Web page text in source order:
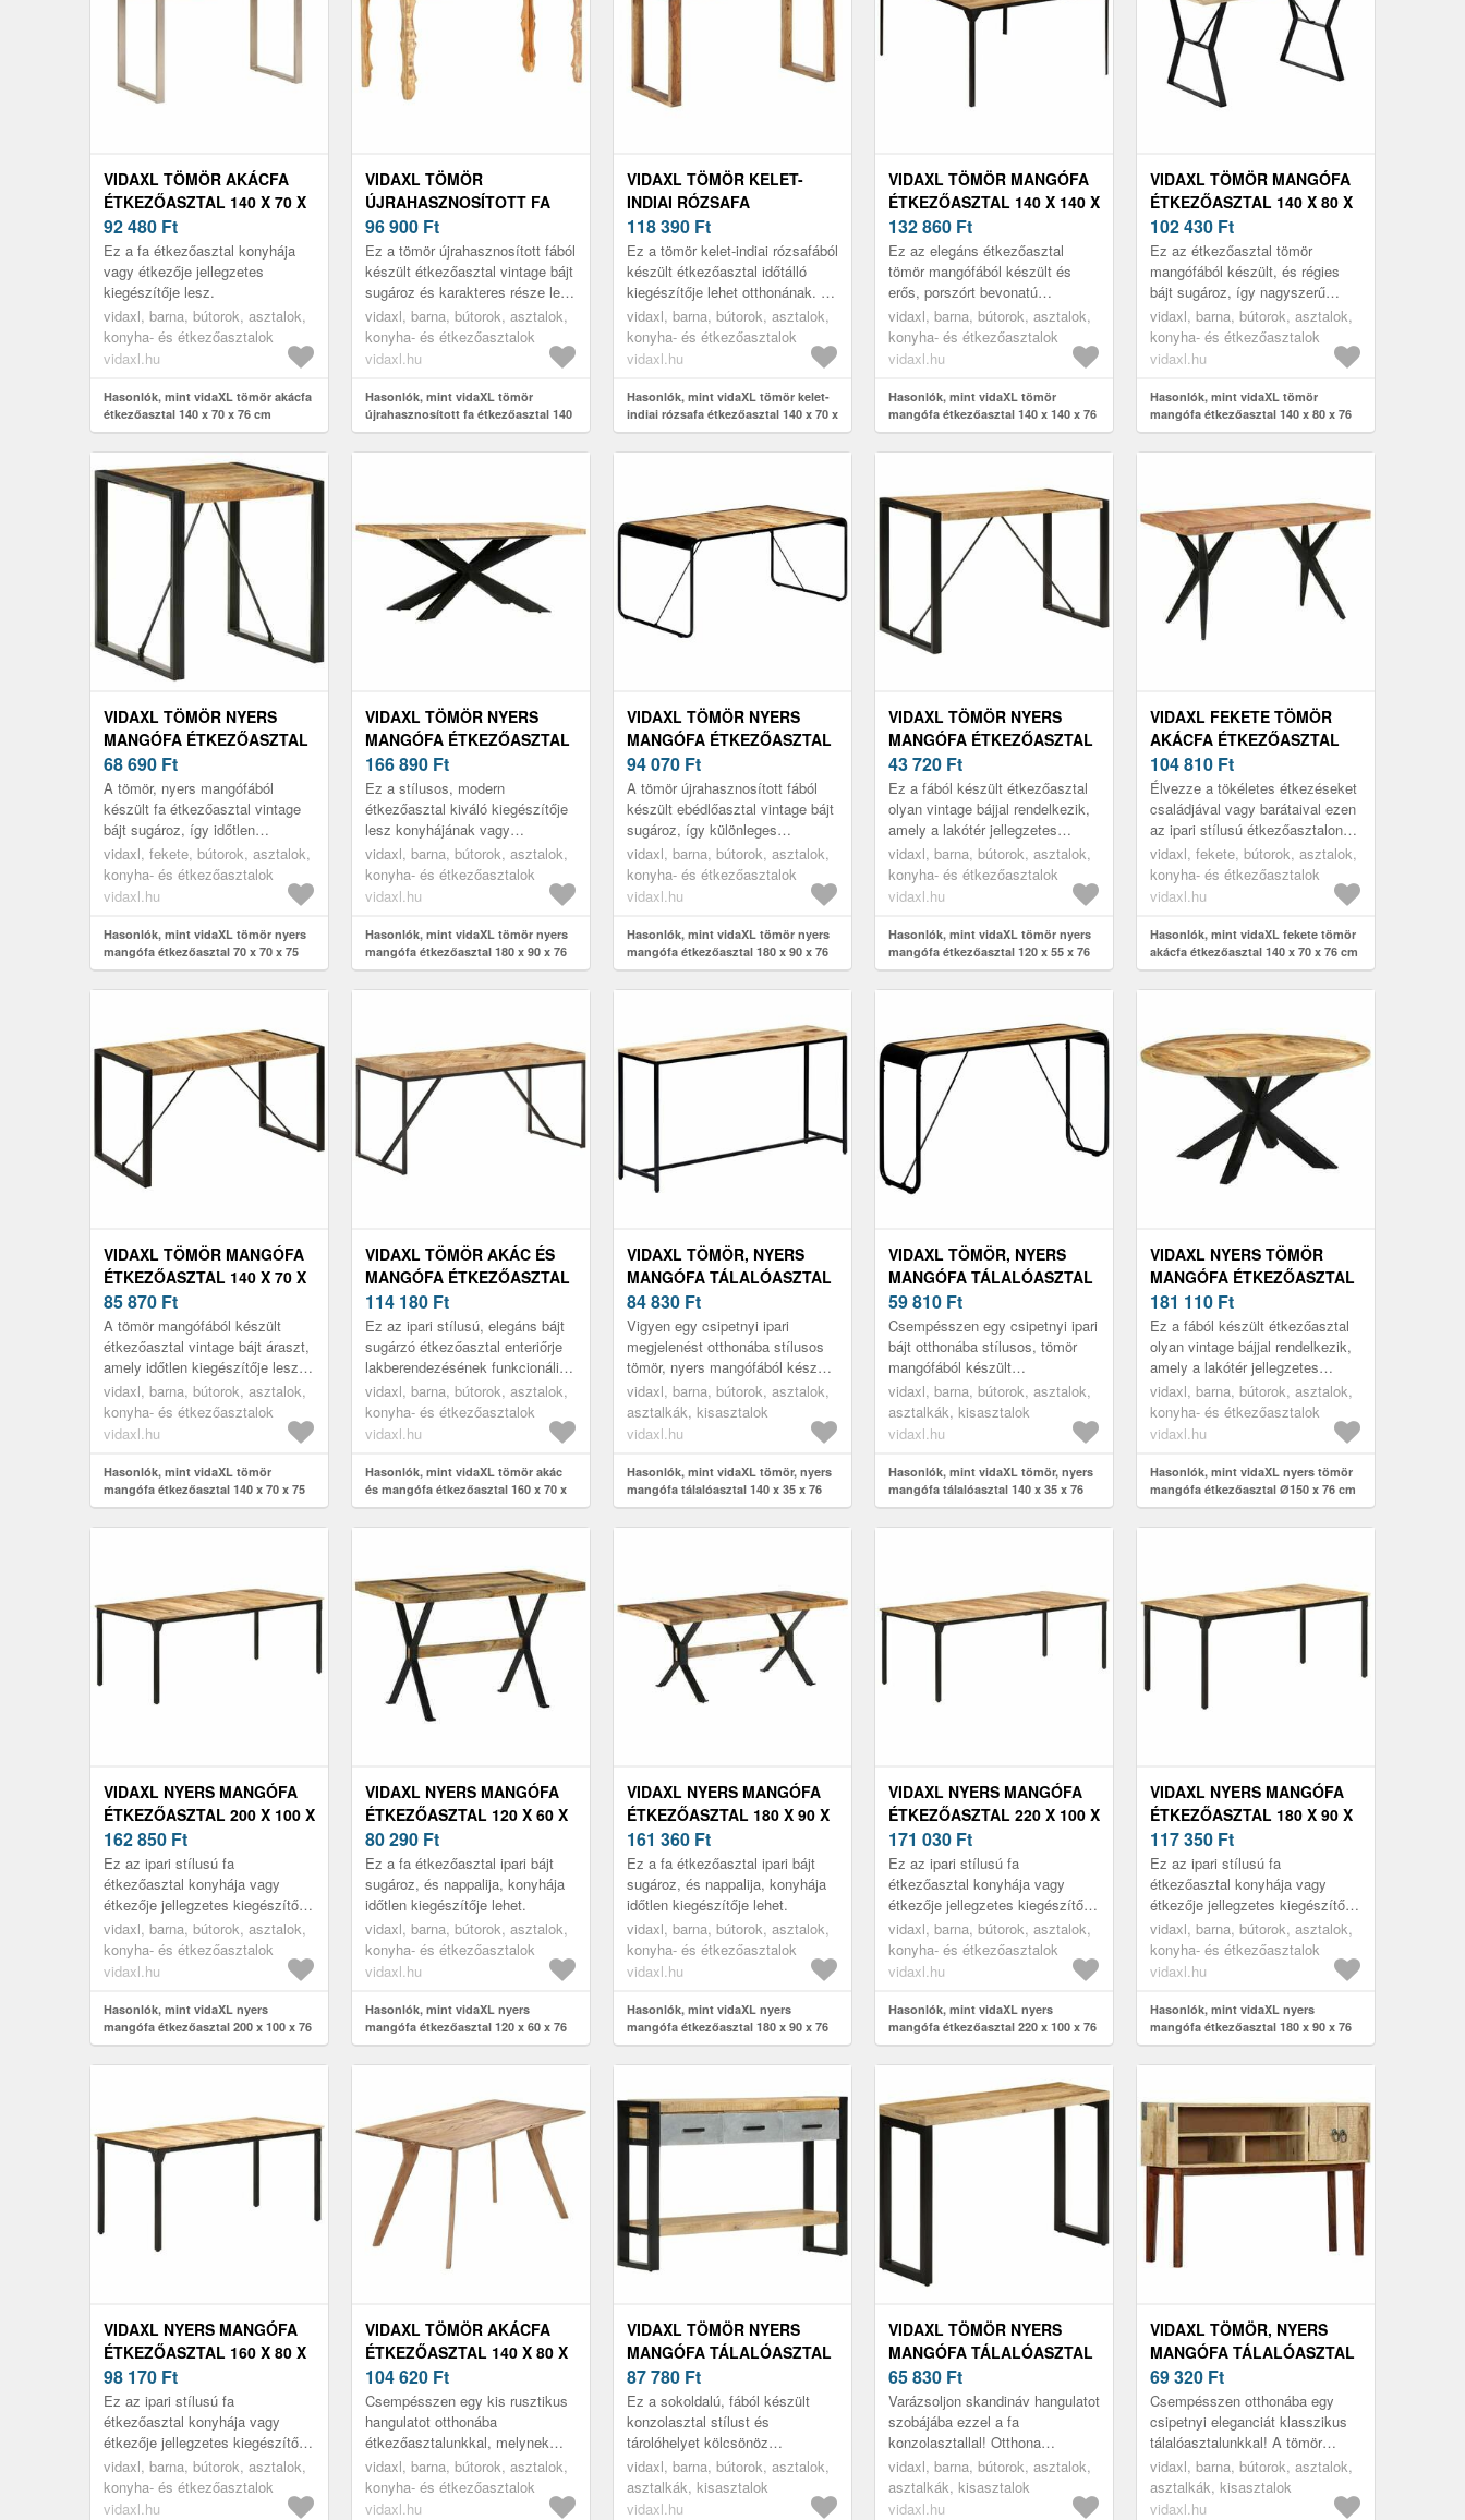
VIDAXL TÖMÖR AKÁCFA
ÉTKEZŐASZTAL 140 X 70 X
76 CM
92 480 Ft
Ez a fa étkezőasztal konyhája
vagy étkezője jellegzetes
kiegészítője lesz.
vidaxl, barna, bútorok, asztalok,
konyha- és étkezőasztalok
vidaxl.hu
Hasonlók, mint vidaXL tömör akácfa
étkezőasztal 140 x 70 x 76 cm
VIDAXL TÖMÖR
ÚJRAHASZNOSÍTOTT FA
ÉTKEZŐASZTAL 140 X 70 X
76 CM
96 900 Ft
Ez a tömör újrahasznosított fából
készült étkezőasztal vintage bájt
sugároz és karakteres része lesz
otthonának.
vidaxl, barna, bútorok, asztalok,
konyha- és étkezőasztalok
vidaxl.hu
Hasonlók, mint vidaXL tömör
újrahasznosított fa étkezőasztal 140
x 70 x 76 cm
VIDAXL TÖMÖR KELET-
INDIAI RÓZSAFA
ÉTKEZŐASZTAL 140 X 70 X
76 CM
118 390 Ft
Ez a tömör kelet-indiai rózsafából
készült étkezőasztal időtálló
kiegészítője lehet otthonának. A
fa erezetében és színében
található eltérések mia...
vidaxl, barna, bútorok, asztalok,
konyha- és étkezőasztalok
vidaxl.hu
Hasonlók, mint vidaXL tömör kelet-
indiai rózsafa étkezőasztal 140 x 70 x
76 cm
VIDAXL TÖMÖR MANGÓFA
ÉTKEZŐASZTAL 140 X 140 X
76 CM
132 860 Ft
Ez az elegáns étkezőasztal
tömör mangófából készült és
erős, porszórt bevonatú
vasvázzal rendelkezik. Ipari
stílusa miatt egyedi kiegészítője
lehet...
vidaxl, barna, bútorok, asztalok,
konyha- és étkezőasztalok
vidaxl.hu
Hasonlók, mint vidaXL tömör
mangófa étkezőasztal 140 x 140 x 76
cm
VIDAXL TÖMÖR MANGÓFA
ÉTKEZŐASZTAL 140 X 80 X
76 CM
102 430 Ft
Ez az étkezőasztal tömör
mangófából készült, és régies
bájt sugároz, így nagyszerű
kiegészítője lehet otthonának. Az
erezetbeli eltéréseknek köszön...
vidaxl, barna, bútorok, asztalok,
konyha- és étkezőasztalok
vidaxl.hu
Hasonlók, mint vidaXL tömör
mangófa étkezőasztal 140 x 80 x 76
cm
VIDAXL TÖMÖR NYERS
MANGÓFA ÉTKEZŐASZTAL
70 X 70 X 75 CM
68 690 Ft
A tömör, nyers mangófából
készült fa étkezőasztal vintage
bájt sugároz, így időtlen
kiegészítője lesz otthonának.
vidaxl, fekete, bútorok, asztalok,
konyha- és étkezőasztalok
vidaxl.hu
Hasonlók, mint vidaXL tömör nyers
mangófa étkezőasztal 70 x 70 x 75
cm
VIDAXL TÖMÖR NYERS
MANGÓFA ÉTKEZŐASZTAL
180 X 90 X 76 CM
166 890 Ft
Ez a stílusos, modern
étkezőasztal kiváló kiegészítője
lesz konyhájának vagy
étkezőjének.
vidaxl, barna, bútorok, asztalok,
konyha- és étkezőasztalok
vidaxl.hu
Hasonlók, mint vidaXL tömör nyers
mangófa étkezőasztal 180 x 90 x 76
cm
VIDAXL TÖMÖR NYERS
MANGÓFA ÉTKEZŐASZTAL
180 X 90 X 76 CM
94 070 Ft
A tömör újrahasznosított fából
készült ebédlőasztal vintage bájt
sugároz, így különleges
kiegészítője lesz otthonának. A
szín- és erezetbeli eltéré...
vidaxl, barna, bútorok, asztalok,
konyha- és étkezőasztalok
vidaxl.hu
Hasonlók, mint vidaXL tömör nyers
mangófa étkezőasztal 180 x 90 x 76
cm
VIDAXL TÖMÖR NYERS
MANGÓFA ÉTKEZŐASZTAL
120 X 55 X 76 CM
43 720 Ft
Ez a fából készült étkezőasztal
olyan vintage bájjal rendelkezik,
amely a lakótér jellegzetes
kiegészítőjévé teszi.
vidaxl, barna, bútorok, asztalok,
konyha- és étkezőasztalok
vidaxl.hu
Hasonlók, mint vidaXL tömör nyers
mangófa étkezőasztal 120 x 55 x 76
cm
VIDAXL FEKETE TÖMÖR
AKÁCFA ÉTKEZŐASZTAL
140 X 70 X 76 CM
104 810 Ft
Élvezze a tökéletes étkezéseket
családjával vagy barátaival ezen
az ipari stílusú étkezőasztalon
minden nap!
vidaxl, fekete, bútorok, asztalok,
konyha- és étkezőasztalok
vidaxl.hu
Hasonlók, mint vidaXL fekete tömör
akácfa étkezőasztal 140 x 70 x 76 cm
VIDAXL TÖMÖR MANGÓFA
ÉTKEZŐASZTAL 140 X 70 X
75 CM
85 870 Ft
A tömör mangófából készült
étkezőasztal vintage bájt áraszt,
amely időtlen kiegészítője lesz a
belső térnek. A szín- és
erezetbeli eltéréseknek kös...
vidaxl, barna, bútorok, asztalok,
konyha- és étkezőasztalok
vidaxl.hu
Hasonlók, mint vidaXL tömör
mangófa étkezőasztal 140 x 70 x 75
cm
VIDAXL TÖMÖR AKÁC ÉS
MANGÓFA ÉTKEZŐASZTAL
160 X 70 X 76 CM
114 180 Ft
Ez az ipari stílusú, elegáns bájt
sugárzó étkezőasztal enteriőrje
lakberendezésének funkcionális
és dekoratív kiegészítője lehet.
vidaxl, barna, bútorok, asztalok,
konyha- és étkezőasztalok
vidaxl.hu
Hasonlók, mint vidaXL tömör akác
és mangófa étkezőasztal 160 x 70 x
76 cm
VIDAXL TÖMÖR, NYERS
MANGÓFA TÁLALÓASZTAL
140 X 35 X 76 CM
84 830 Ft
Vigyen egy csipetnyi ipari
megjelenést otthonába stílusos
tömör, nyers mangófából készült
tálalóasztalunkkal! A szín- és
erezetbeli különbségek egy...
vidaxl, barna, bútorok, asztalok,
asztalkák, kisasztalok
vidaxl.hu
Hasonlók, mint vidaXL tömör, nyers
mangófa tálalóasztal 140 x 35 x 76
cm
VIDAXL TÖMÖR, NYERS
MANGÓFA TÁLALÓASZTAL
140 X 35 X 76 CM
59 810 Ft
Csempésszen egy csipetnyi ipari
bájt otthonába stílusos, tömör
mangófából készült
tálalóasztalunkkal! A szín- és
erezetbeli különbségek egyedi
kara...
vidaxl, barna, bútorok, asztalok,
asztalkák, kisasztalok
vidaxl.hu
Hasonlók, mint vidaXL tömör, nyers
mangófa tálalóasztal 140 x 35 x 76
cm
VIDAXL NYERS TÖMÖR
MANGÓFA ÉTKEZŐASZTAL
Ø150 X 76 CM
181 110 Ft
Ez a fából készült étkezőasztal
olyan vintage bájjal rendelkezik,
amely a lakótér jellegzetes
kiegészítőjévé teszi.
vidaxl, barna, bútorok, asztalok,
konyha- és étkezőasztalok
vidaxl.hu
Hasonlók, mint vidaXL nyers tömör
mangófa étkezőasztal Ø150 x 76 cm
VIDAXL NYERS MANGÓFA
ÉTKEZŐASZTAL 200 X 100 X
76 CM
162 850 Ft
Ez az ipari stílusú fa
étkezőasztal konyhája vagy
étkezője jellegzetes kiegészítője
lesz.
vidaxl, barna, bútorok, asztalok,
konyha- és étkezőasztalok
vidaxl.hu
Hasonlók, mint vidaXL nyers
mangófa étkezőasztal 200 x 100 x 76
cm
VIDAXL NYERS MANGÓFA
ÉTKEZŐASZTAL 120 X 60 X
76 CM
80 290 Ft
Ez a fa étkezőasztal ipari bájt
sugároz, és nappalija, konyhája
időtlen kiegészítője lehet.
vidaxl, barna, bútorok, asztalok,
konyha- és étkezőasztalok
vidaxl.hu
Hasonlók, mint vidaXL nyers
mangófa étkezőasztal 120 x 60 x 76
cm
VIDAXL NYERS MANGÓFA
ÉTKEZŐASZTAL 180 X 90 X
76 CM
161 360 Ft
Ez a fa étkezőasztal ipari bájt
sugároz, és nappalija, konyhája
időtlen kiegészítője lehet.
vidaxl, barna, bútorok, asztalok,
konyha- és étkezőasztalok
vidaxl.hu
Hasonlók, mint vidaXL nyers
mangófa étkezőasztal 180 x 90 x 76
cm
VIDAXL NYERS MANGÓFA
ÉTKEZŐASZTAL 220 X 100 X
76 CM
171 030 Ft
Ez az ipari stílusú fa
étkezőasztal konyhája vagy
étkezője jellegzetes kiegészítője
lesz.
vidaxl, barna, bútorok, asztalok,
konyha- és étkezőasztalok
vidaxl.hu
Hasonlók, mint vidaXL nyers
mangófa étkezőasztal 220 x 100 x 76
cm
VIDAXL NYERS MANGÓFA
ÉTKEZŐASZTAL 180 X 90 X
76 CM
117 350 Ft
Ez az ipari stílusú fa
étkezőasztal konyhája vagy
étkezője jellegzetes kiegészítője
lesz.
vidaxl, barna, bútorok, asztalok,
konyha- és étkezőasztalok
vidaxl.hu
Hasonlók, mint vidaXL nyers
mangófa étkezőasztal 180 x 90 x 76
cm
VIDAXL NYERS MANGÓFA
ÉTKEZŐASZTAL 160 X 80 X
76 CM
98 170 Ft
Ez az ipari stílusú fa
étkezőasztal konyhája vagy
étkezője jellegzetes kiegészítője
lesz.
vidaxl, barna, bútorok, asztalok,
konyha- és étkezőasztalok
vidaxl.hu
VIDAXL TÖMÖR AKÁCFA
ÉTKEZŐASZTAL 140 X 80 X
76 CM
104 620 Ft
Csempésszen egy kis rusztikus
hangulatot otthonába
étkezőasztalunkkal, melynek
formája megőrizte a fa
természetes íveit.
vidaxl, barna, bútorok, asztalok,
konyha- és étkezőasztalok
vidaxl.hu
VIDAXL TÖMÖR NYERS
MANGÓFA TÁLALÓASZTAL
110 X 30 X 76 CM
87 780 Ft
Ez a sokoldalú, fából készült
konzolasztal stílust és
tárolóhelyet kölcsönöz
bejáratának, nappalijának vagy
folyosójának.
vidaxl, barna, bútorok, asztalok,
asztalkák, kisasztalok
vidaxl.hu
VIDAXL TÖMÖR NYERS
MANGÓFA TÁLALÓASZTAL
110 X 35 X 76 CM
65 830 Ft
Varázsoljon skandináv hangulatot
szobájába ezzel a fa
konzolasztallal! Otthona
praktikus és dekoratív
kiegészítője lesz.
vidaxl, barna, bútorok, asztalok,
asztalkák, kisasztalok
vidaxl.hu
VIDAXL TÖMÖR, NYERS
MANGÓFA TÁLALÓASZTAL
115 X 30 X 76 CM
69 320 Ft
Csempésszen otthonába egy
csipetnyi eleganciát klasszikus
tálalóasztalunkkal! A tömör
mangófából készült asztal
nagyszerű kiegészítője lesz
otthoná...
vidaxl, barna, bútorok, asztalok,
asztalkák, kisasztalok
vidaxl.hu